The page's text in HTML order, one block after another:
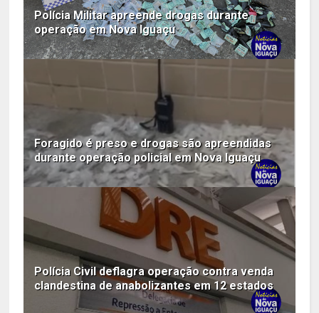
Polícia Militar apreende drogas durante
operação em Nova Iguaçu
Foragido é preso e drogas são apreendidas
durante operação policial em Nova Iguaçu
Polícia Civil deflagra operação contra venda
clandestina de anabolizantes em 12 estados